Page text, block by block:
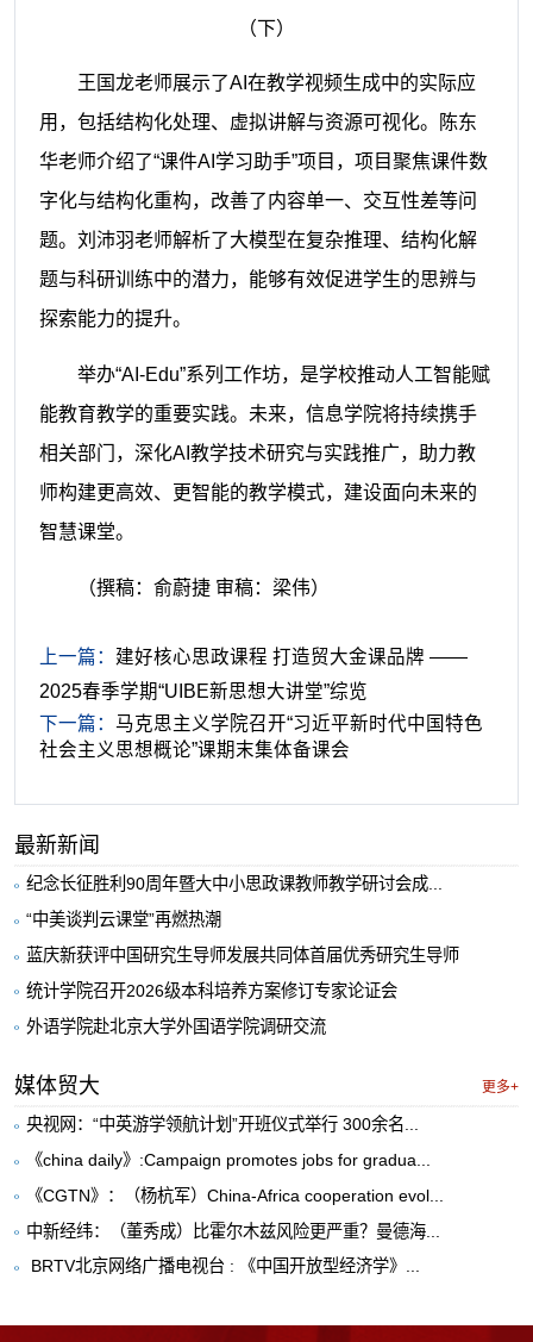
（下）
王国龙老师展示了AI在教学视频生成中的实际应
用，包括结构化处理、虚拟讲解与资源可视化。陈东
华老师介绍了“课件AI学习助手”项目，项目聚焦课件数
字化与结构化重构，改善了内容单一、交互性差等问
题。刘沛羽老师解析了大模型在复杂推理、结构化解
题与科研训练中的潜力，能够有效促进学生的思辨与
探索能力的提升。
举办“AI-Edu”系列工作坊，是学校推动人工智能赋
能教育教学的重要实践。未来，信息学院将持续携手
相关部门，深化AI教学技术研究与实践推广，助力教
师构建更高效、更智能的教学模式，建设面向未来的
智慧课堂。
（撰稿：俞蔚捷 审稿：梁伟）
上一篇： 建好核心思政课程 打造贸大金课品牌 ——
2025春季学期“UIBE新思想大讲堂”综览
下一篇： 马克思主义学院召开“习近平新时代中国特色
社会主义思想概论”课期末集体备课会
最新新闻
纪念长征胜利90周年暨大中小思政课教师教学研讨会成...
“中美谈判云课堂”再燃热潮
蓝庆新获评中国研究生导师发展共同体首届优秀研究生导师
统计学院召开2026级本科培养方案修订专家论证会
外语学院赴北京大学外国语学院调研交流
媒体贸大 更多+
央视网：“中英游学领航计划”开班仪式举行 300余名...
《china daily》:Campaign promotes jobs for gradua...
《CGTN》：（杨杭军）China-Africa cooperation evol...
中新经纬：（董秀成）比霍尔木兹风险更严重？曼德海...
​ BRTV北京网络广播电视台 : 《中国开放型经济学》...